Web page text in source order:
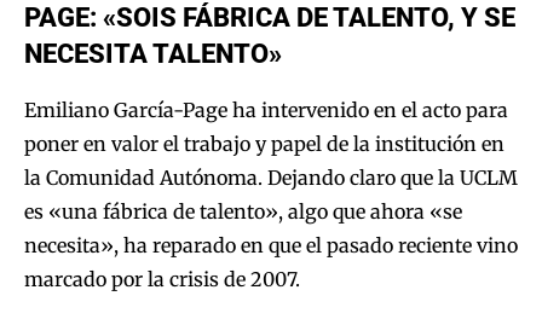
PAGE: «SOIS FÁBRICA DE TALENTO, Y SE
NECESITA TALENTO»
Emiliano García-Page ha intervenido en el acto para
poner en valor el trabajo y papel de la institución en
la Comunidad Autónoma. Dejando claro que la UCLM
es «una fábrica de talento», algo que ahora «se
necesita», ha reparado en que el pasado reciente vino
marcado por la crisis de 2007.